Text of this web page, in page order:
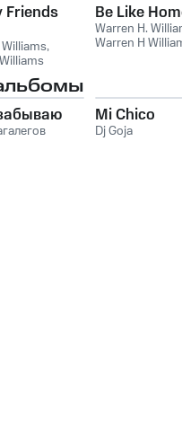
Friends
,
Be Like
Warren H.
Warren H
Mi Chico
Dj Goja